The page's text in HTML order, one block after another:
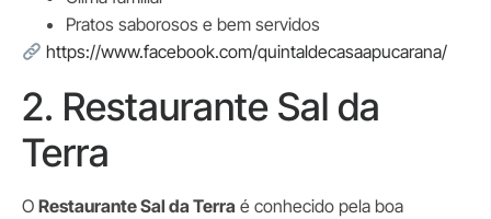
Pratos saborosos e bem servidos
https://www.facebook.com/quintaldecasaapucarana/
2. Restaurante Sal da
Terra
O Restaurante Sal da Terra é conhecido pela boa